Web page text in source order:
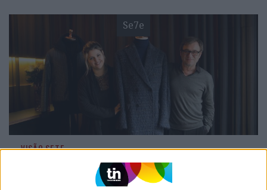
Se7e
VISÃO SETE
Na nova loja de Júlio Torcato, a
moda é em família